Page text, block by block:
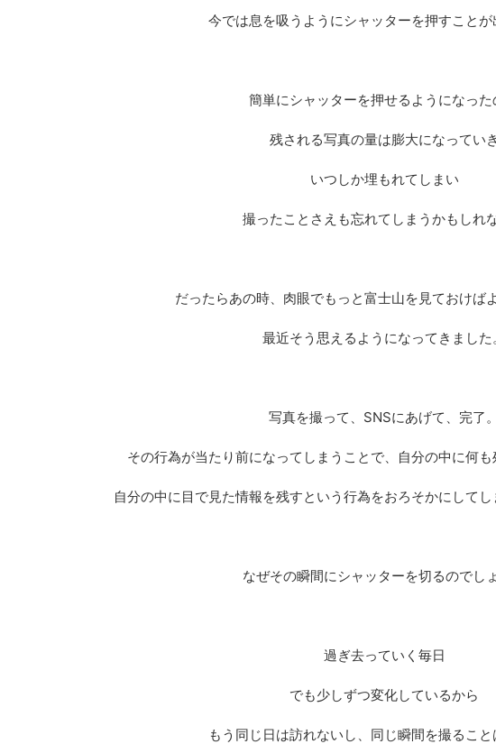
今では息を吸うようにシャッターを押すことが
簡単にシャッターを押せるようになった
残される写真の量は膨大になっていき
いつしか埋もれてしまい
撮ったことさえも忘れてしまうかもしれな
だったらあの時、肉眼でもっと富士山を見ておけば
最近そう思えるようになってきました
写真を撮って、SNSにあげて、完了。
その行為が当たり前になってしまうことで、自分の中に何も
自分の中に目で見た情報を残すという行為をおろそかにしてし
なぜその瞬間にシャッターを切るのでし
過ぎ去っていく毎日
でも少しずつ変化しているから
もう同じ日は訪れないし、同じ瞬間を撮るこ